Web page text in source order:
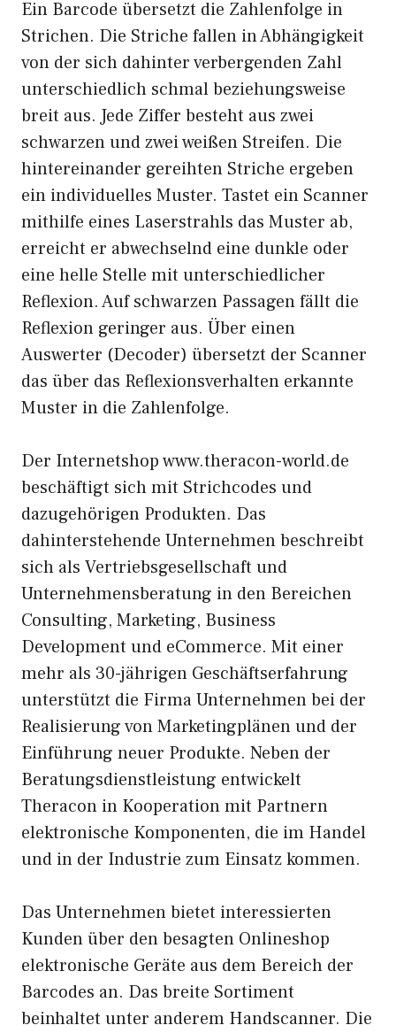
Ein Barcode übersetzt die Zahlenfolge in
Strichen. Die Striche fallen in Abhängigkeit
von der sich dahinter verbergenden Zahl
unterschiedlich schmal beziehungsweise
breit aus. Jede Ziffer besteht aus zwei
schwarzen und zwei weißen Streifen. Die
hintereinander gereihten Striche ergeben
ein individuelles Muster. Tastet ein Scanner
mithilfe eines Laserstrahls das Muster ab,
erreicht er abwechselnd eine dunkle oder
eine helle Stelle mit unterschiedlicher
Reflexion. Auf schwarzen Passagen fällt die
Reflexion geringer aus. Über einen
Auswerter (Decoder) übersetzt der Scanner
das über das Reflexionsverhalten erkannte
Muster in die Zahlenfolge.
Der Internetshop www.theracon-world.de
beschäftigt sich mit Strichcodes und
dazugehörigen Produkten. Das
dahinterstehende Unternehmen beschreibt
sich als Vertriebsgesellschaft und
Unternehmensberatung in den Bereichen
Consulting, Marketing, Business
Development und eCommerce. Mit einer
mehr als 30-jährigen Geschäftserfahrung
unterstützt die Firma Unternehmen bei der
Realisierung von Marketingplänen und der
Einführung neuer Produkte. Neben der
Beratungsdienstleistung entwickelt
Theracon in Kooperation mit Partnern
elektronische Komponenten, die im Handel
und in der Industrie zum Einsatz kommen.
Das Unternehmen bietet interessierten
Kunden über den besagten Onlineshop
elektronische Geräte aus dem Bereich der
Barcodes an. Das breite Sortiment
beinhaltet unter anderem Handscanner. Die